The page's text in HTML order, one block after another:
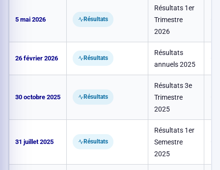
5 mai 2026 Résultats
Résultats 1er
Trimestre
2026
26 février 2026 Résultats
Résultats
annuels 2025
–
30 octobre 2025 Résultats
Résultats 3e
Trimestre
2025
31 juillet 2025 Résultats
Résultats 1er
Semestre
2025
–